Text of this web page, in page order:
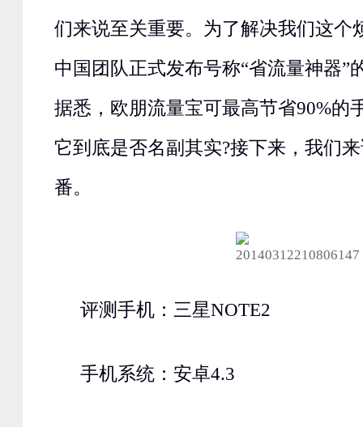
们来说至关重要。为了解决我们这个
中国团队正式发布号称“省流量神器”
据悉，欧朋流量宝可最高节省90%的
它到底是否名副其实?接下来，我们
番。
评测手机：三星NOTE2
手机系统：安卓4.3